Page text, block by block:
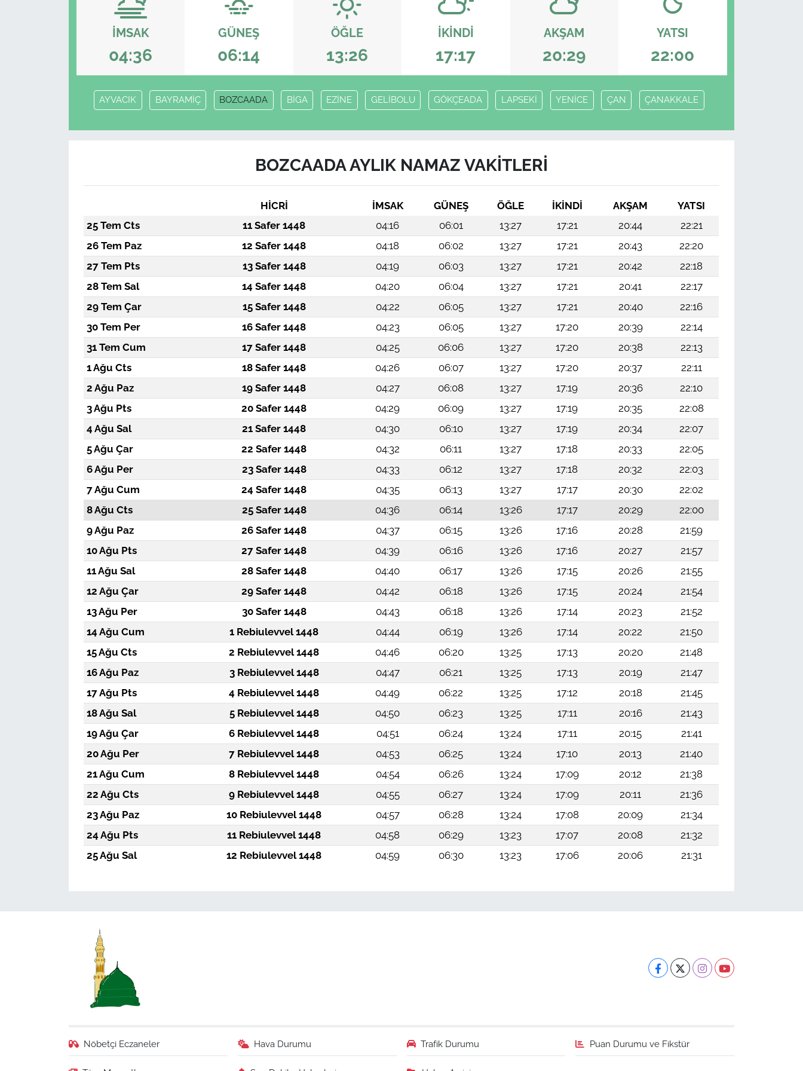
İMSAK
04:36
GÜNEŞ
06:14
ÖĞLE
13:26
İKINDI
17:17
AKŞAM
20:29
YATSI
22:00
AYVACIK BAYRAMİÇ BOZCAADA BİGA EZİNE GELİBOLU GÖKÇEADA LAPSEKİ YENİCE ÇAN ÇANAKKALE
BOZCAADA AYLIK NAMAZ VAKITLERI
HİCRİ İMSAK GÜNEŞ ÖĞLE İKINDI AKŞAM
YATSI
25 Tem Cts
11 Safer 1448 04:16 06:01 13:27 17:21 20:44
22:21
26 Tem Paz
12 Safer 1448 04:18 06:02 13:27 17:21 20:43
22:20
27 Tem Pts
13 Safer 1448 04:19 06:03 13:27 17:21 20:42
22:18
28 Tem Sal
14 Safer 1448 04:20 06:04 13:27 17:21 20:41
22:17
29 Tem Çar
15 Safer 1448 04:22 06:05 13:27 17:21 20:40
22:16
30 Tem Per
16 Safer 1448 04:23 06:05 13:27 17:20 20:39
22:14
31 Tem Cum
17 Safer 1448 04:25 06:06 13:27 17:20 20:38
22:13
1 Ağu Cts
18 Safer 1448 04:26 06:07 13:27 17:20 20:37
22:11
2 Ağu Paz
19 Safer 1448 04:27 06:08 13:27 17:19 20:36
22:10
3 Ağu Pts
20 Safer 1448 04:29 06:09 13:27 17:19 20:35
22:08
4 Ağu Sal
21 Safer 1448 04:30 06:10 13:27 17:19 20:34
22:07
5 Ağu Çar
22 Safer 1448 04:32 06:11 13:27 17:18 20:33
22:05
6 Ağu Per
23 Safer 1448 04:33 06:12 13:27 17:18 20:32
22:03
7 Ağu Cum
24 Safer 1448 04:35 06:13 13:27 17:17 20:30
22:02
8 Ağu Cts
25 Safer 1448 04:36 06:14 13:26 17:17 20:29
22:00
9 Ağu Paz
26 Safer 1448 04:37 06:15 13:26 17:16 20:28
21:59
10 Ağu Pts
27 Safer 1448 04:39 06:16 13:26 17:16 20:27
21:57
11 Ağu Sal
28 Safer 1448 04:40 06:17 13:26 17:15 20:26
21:55
12 Ağu Çar
29 Safer 1448 04:42 06:18 13:26 17:15 20:24
21:54
13 Ağu Per
30 Safer 1448 04:43 06:18 13:26 17:14 20:23
21:52
14 Ağu Cum
1 Rebiulevvel 1448 04:44 06:19 13:26 17:14 20:22
21:50
15 Ağu Cts
2 Rebiulevvel 1448 04:46 06:20 13:25 17:13 20:20
21:48
16 Ağu Paz
3 Rebiulevvel 1448 04:47 06:21 13:25 17:13 20:19
21:47
17 Ağu Pts
4 Rebiulevvel 1448 04:49 06:22 13:25 17:12 20:18
21:45
18 Ağu Sal
5 Rebiulevvel 1448 04:50 06:23 13:25 17:11 20:16
21:43
19 Ağu Çar
6 Rebiulevvel 1448 04:51 06:24 13:24 17:11 20:15
21:41
20 Ağu Per
7 Rebiulevvel 1448 04:53 06:25 13:24 17:10 20:13
21:40
21 Ağu Cum
8 Rebiulevvel 1448 04:54 06:26 13:24 17:09 20:12
21:38
22 Ağu Cts
9 Rebiulevvel 1448 04:55 06:27 13:24 17:09 20:11
21:36
23 Ağu Paz
10 Rebiulevvel 1448 04:57 06:28 13:24 17:08 20:09
21:34
24 Ağu Pts
11 Rebiulevvel 1448 04:58 06:29 13:23 17:07 20:08
21:32
25 Ağu Sal
12 Rebiulevvel 1448 04:59 06:30 13:23 17:06 20:06 21:31
Nöbetçi Eczaneler Hava Durumu Trafik Durumu Puan Durumu ve Fikstür